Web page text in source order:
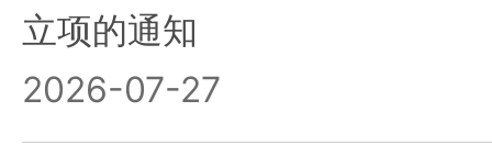
立项的通知
2026-07-27